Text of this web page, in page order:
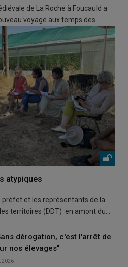
de La Roche à Foucauld a
voyage aux temps des…
atypiques
préfet et les représentants de la
territoires (DDT) en amont du…
dérogation, c'est l'arrêt de
nos élevages"
2026